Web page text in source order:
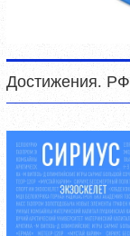
Достижения. РФ